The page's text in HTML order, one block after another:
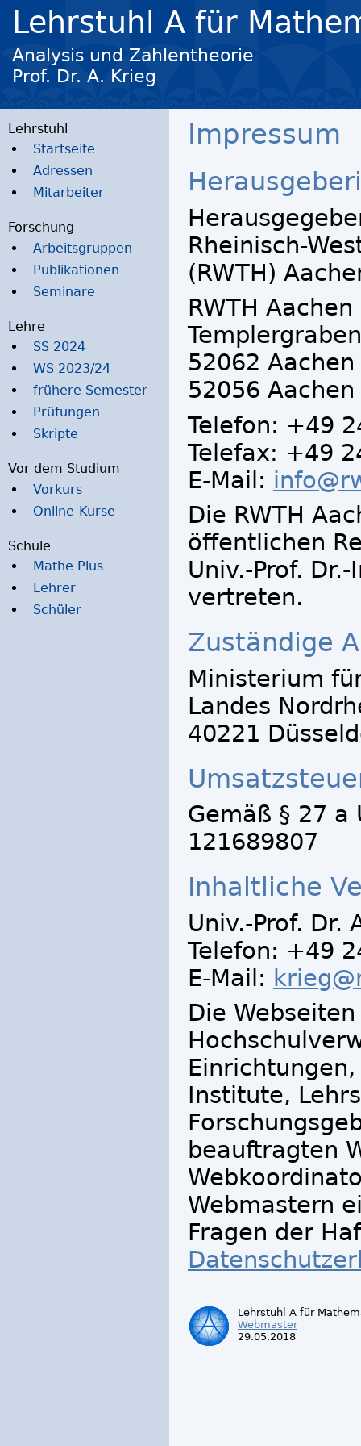
SkipLehrstuhl A für
Analysis und Zahlentheorie
Prof. Dr. A. Krieg
Lehrstuhl
Startseite
Adressen
Mitarbeiter
Forschung
Arbeitsgruppen
Publikationen
Seminare
Lehre
SS 2024
WS 2023/24
frühere Semester
Prüfungen
Skripte
Vor dem Studium
Vorkurs
Online-Kurse
Schule
Mathe Plus
Lehrer
Schüler
Impressum
Rheinisch-
(RWTH)
RWTH Aachen
52062
52056
Telefon: +49
Telefax: +49
E-Mail:
Die RWTH
öffentlichen
Univ.-Prof.
vertreten.
Zuständige
Ministerium
Landes
40221
Gemäß § 27 a
121689807
Inhaltliche
Univ.-Prof. Dr.
Telefon: +49
E-Mail:
Die
Institute,
beauftragten
Webmastern
Fragen der
Lehrstuhl A für
Webmaster
29.05.2018